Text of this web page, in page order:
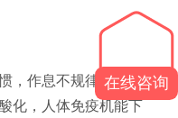
，作息不规律，心里压
化，人体免疫机能下
在线咨询